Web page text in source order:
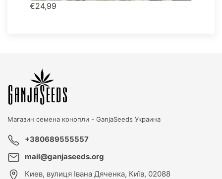
€24,99
Магазин семена конопли - GanjaSeeds Украина
+380689555557
mail@ganjaseeds.org
Киев, вулиця Івана Дяченка, Київ, 02088